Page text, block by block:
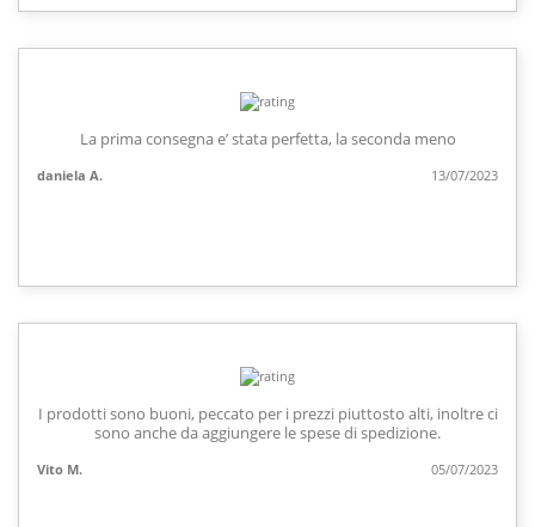
La prima consegna e’ stata perfetta, la seconda meno
daniela A. 13/07/2023
I prodotti sono buoni, peccato per i prezzi piuttosto alti, inoltre ci
sono anche da aggiungere le spese di spedizione.
Vito M. 05/07/2023